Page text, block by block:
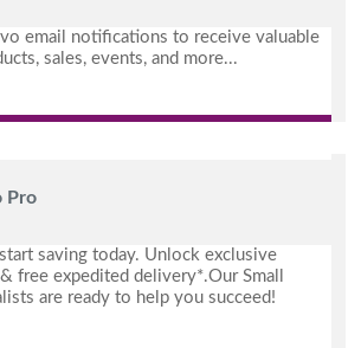
email notifications to receive valuable
sales, events, and more...
Pro
saving today. Unlock exclusive
free expedited delivery*.Our Small
are ready to help you succeed!